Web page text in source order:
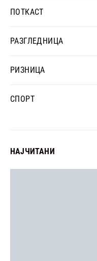
ПОТКАСТ
РАЗГЛЕДНИЦА
РИЗНИЦА
СПОРТ
НАЈЧИТАНИ